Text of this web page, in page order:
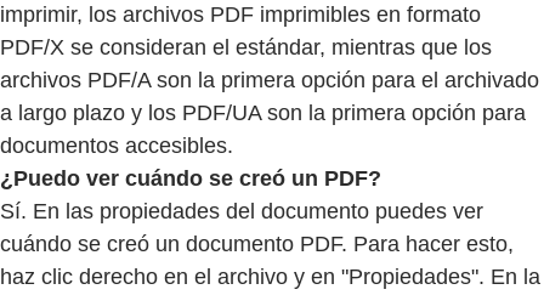
imprimir, los archivos PDF imprimibles en formato
PDF/X se consideran el estándar, mientras que los
archivos PDF/A son la primera opción para el archivado
a largo plazo y los PDF/UA son la primera opción para
documentos accesibles.
¿Puedo ver cuándo se creó un PDF?
Sí. En las propiedades del documento puedes ver
cuándo se creó un documento PDF. Para hacer esto,
haz clic derecho en el archivo y en "Propiedades". En la